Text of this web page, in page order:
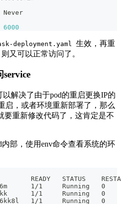
Never
6000
deployment.yaml 生效，再重
则又可以正常访问了。
以解决了由于pod的重启更换IP的
启，或者环境重新部署了，那么
要重新修改代码了，这肯定是不
部，使用env命令查看系统的环
STATUS
1/1     Running   0
1/1     Running   0
6kk8l   1/1     Running   0